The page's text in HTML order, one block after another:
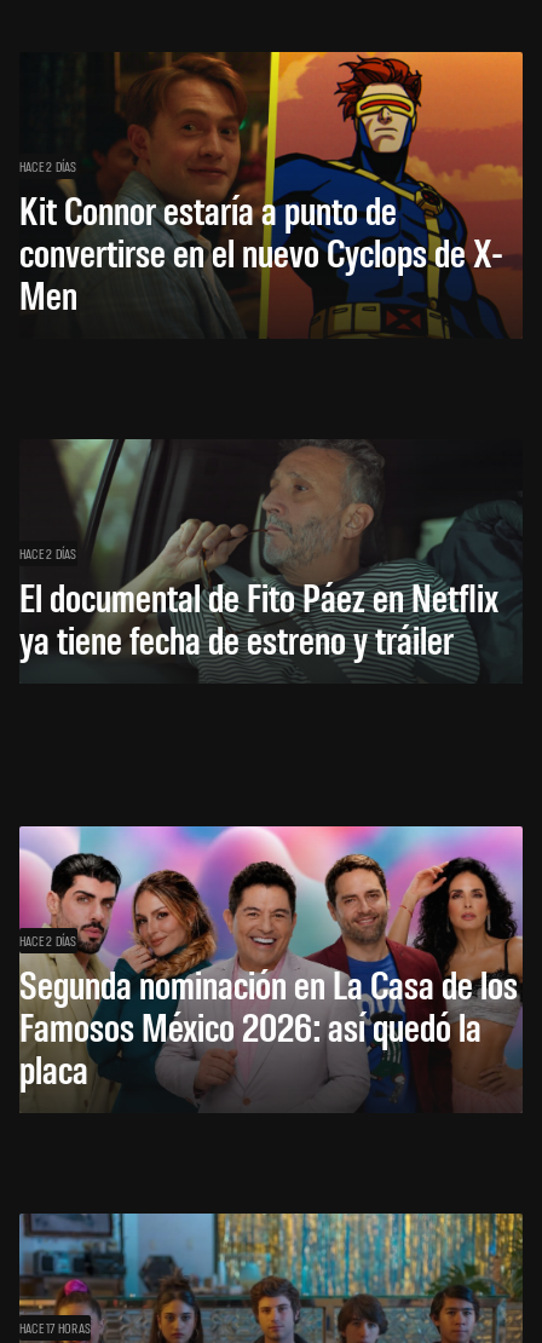
HACE 2 DÍAS
Kit Connor estaría a punto de
convertirse en el nuevo Cyclops de X-
Men
HACE 2 DÍAS
El documental de Fito Páez en Netflix
ya tiene fecha de estreno y tráiler
HACE 2 DÍAS
Segunda nominación en La Casa de los
Famosos México 2026: así quedó la
placa
HACE 17 HORAS